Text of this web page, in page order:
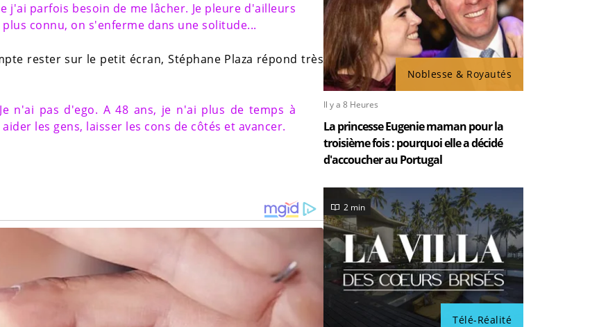
j'ai parfois besoin de me lâcher. Je pleure d'ailleurs
connu, on s'enferme dans une solitude...
rester sur le petit écran, Stéphane Plaza répond très
n'ai pas d'ego. A 48 ans, je n'ai plus de temps à
les gens, laisser les cons de côtés et avancer.
Noblesse & Royautés
Il y a 8 Heures
La princesse Eugenie maman pour la
troisième fois : pourquoi elle a décidé
d'accoucher au Portugal
Télé-Réalité
2 min